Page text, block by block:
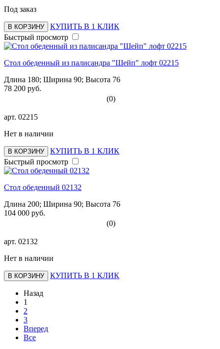
Под заказ
В КОРЗИНУ
КУПИТЬ В 1 КЛИК
Быстрый просмотр
Стол обеденный из палисандра "Шейп" лофт 02215
Длина 180; Ширина 90; Высота 76
78 200 руб.
(0)
арт. 02215
Нет в наличии
В КОРЗИНУ
КУПИТЬ В 1 КЛИК
Быстрый просмотр
Стол обеденный 02132
Длина 200; Ширина 90; Высота 76
104 000 руб.
(0)
арт. 02132
Нет в наличии
В КОРЗИНУ КУПИТЬ В 1 КЛИК
Назад
1
2
3
Вперед
Все